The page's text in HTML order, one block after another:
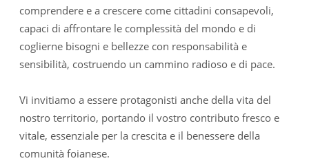
comprendere e a crescere come cittadini consapevoli,
capaci di affrontare le complessità del mondo e di
coglierne bisogni e bellezze con responsabilità e
sensibilità, costruendo un cammino radioso e di pace.
Vi invitiamo a essere protagonisti anche della vita del
nostro territorio, portando il vostro contributo fresco e
vitale, essenziale per la crescita e il benessere della
comunità foianese.